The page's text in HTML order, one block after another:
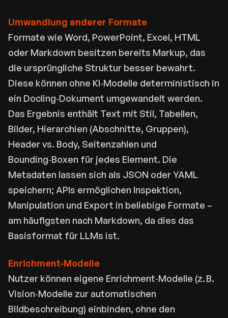
Umwandlung anderer Formate
Formate wie Word, PowerPoint, Excel, HTML
oder Markdown besitzen bereits Markup, das
die ursprüngliche Struktur besser bewahrt.
Diese können ohne KI‑Modelle deterministisch in
ein Docling‑Dokument umgewandelt werden.
Das Ergebnis enthält Text mit Stil, Tabellen,
Bilder, Hierarchien (Abschnitte, Gruppen),
Header vs. Body, Seitenzahlen und
Bounding‑Boxen für jedes Element. Die
Metadaten lassen sich als JSON oder YAML
speichern; APIs ermöglichen Inspektion,
Manipulation und Export in beliebige Formate –
am häufigsten nach Markdown, da dies das
Basisformat für LLMs ist.
Enrichment‑Modelle
Nutzer können eigene Enrichment‑Modelle (z. B.
Vision‑Modelle zur automatischen
Bildbeschreibung) einbinden, ohne den